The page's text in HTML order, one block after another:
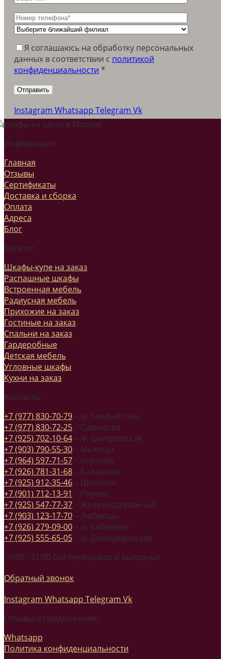
Я соглашаюсь на обработку персональных
данных в соответствии c политикой
конфиденциальности *
Instagram Whatsapp Telegram Vk
Информация
Главная
Отзывы
Сертификаты
Доставка и сборка
Оплата
Адреса
Блог
Каталог
Шкафы-купе на заказ
Распашные шкафы
Встроенная мебель
Радиусная мебель
Прихожие на заказ
Гостиные на заказ
Спальни на заказ
Гардеробные
Детская мебель
Угловные шкафы
Кухни на заказ
Контакты
+7 (977) 830-70-79 – м. Теплый стан
+7 (977) 830-72-25 – Одинцово
+7 (925) 702-10-64 – м. Дмитровская
+7 (903) 790-55-30 – Мытищи
+7 (964) 597-71-57 – Королев
+7 (926) 781-31-68 – Балашиха
+7 (925) 912-35-46 – Щелково
+7 (901) 712-13-91 – Реутов
+7 (925) 547-77-37 – Железнодорожный
+7 (903) 123-17-70 – Люберцы
+7 (926) 279-09-00 – м. Бибирево
+7 (925) 555-65-05 – м. Домодедовская
10:00 - 21:00 без перерывов и выходных
Обратный звонок
Instagram Whatsapp Telegram Vk
Отзывы и предложения:
Whatsapp
Политика конфиденциальности